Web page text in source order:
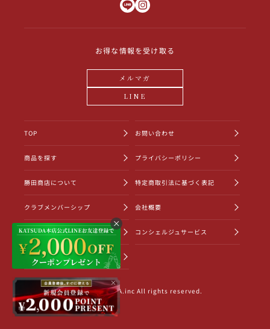
×
お得な情報を受け取る
メルマガ
LINE
TOP
商品を探す
勝田商店について
クラブメンバーシップ
ショッピングガイド
お知らせ一覧
お問い合わせ
プライバシーポリシー
特定商取引法に基づく表記
会社概要
コンシェルジュサービス
©2022 KATSUDA.inc All rights reserved.